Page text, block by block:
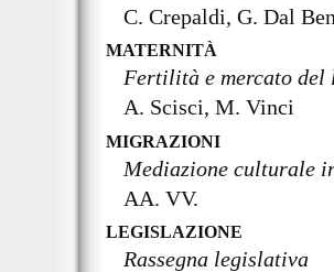
C. Crepaldi, G. Dal
MATERNITÀ
Fertilità e mercato del
A. Scisci, M. Vinci
MIGRAZIONI
Mediazione culturale
AA. VV.
LEGISLAZIONE
Rassegna legislativa